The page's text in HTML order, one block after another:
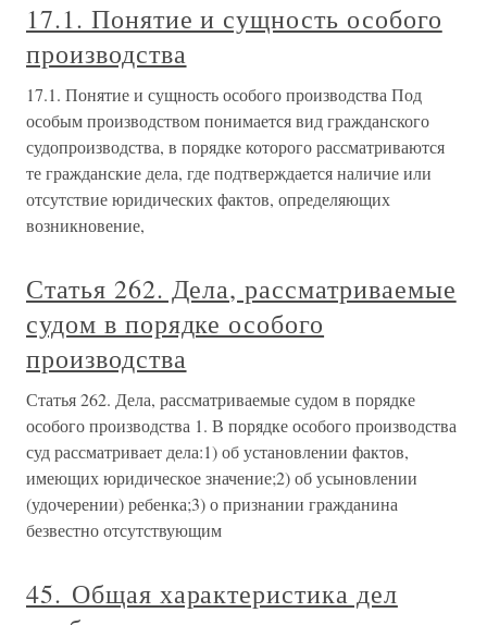
17.1. Понятие и сущность особого
производства
17.1. Понятие и сущность особого производства Под
особым производством понимается вид гражданского
судопроизводства, в порядке которого рассматриваются
те гражданские дела, где подтверждается наличие или
отсутствие юридических фактов, определяющих
возникновение,
Статья 262. Дела, рассматриваемые
судом в порядке особого
производства
Статья 262. Дела, рассматриваемые судом в порядке
особого производства 1. В порядке особого производства
суд рассматривает дела:1) об установлении фактов,
имеющих юридическое значение;2) об усыновлении
(удочерении) ребенка;3) о признании гражданина
безвестно отсутствующим
45. Общая характеристика дел